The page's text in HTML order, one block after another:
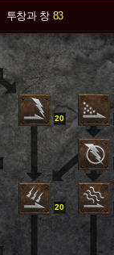
투창과 창 83
20
20